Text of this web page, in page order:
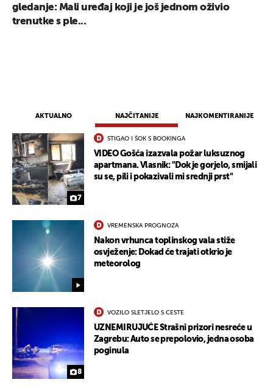
AKTUALNO NAJČITANIJE NAJKOMENTIRANIJE
7
STIGAO I ŠOK S BOOKINGA
VIDEO Gošća izazvala požar luksuznog
apartmana. Vlasnik: "Dok je gorjelo, smijali
su se, pili i pokazivali mi srednji prst"
VREMENSKA PROGNOZA
Nakon vrhunca toplinskog vala stiže
osvježenje: Dokad će trajati otkrio je
meteorolog
8
VOZILO SLETJELO S CESTE
UZNEMIRUJUĆE Strašni prizori nesreće u
Zagrebu: Auto se prepolovio, jedna osoba
poginula
gledanje: Mali uređaj koji je još jednom oživio
trenutke s ple...